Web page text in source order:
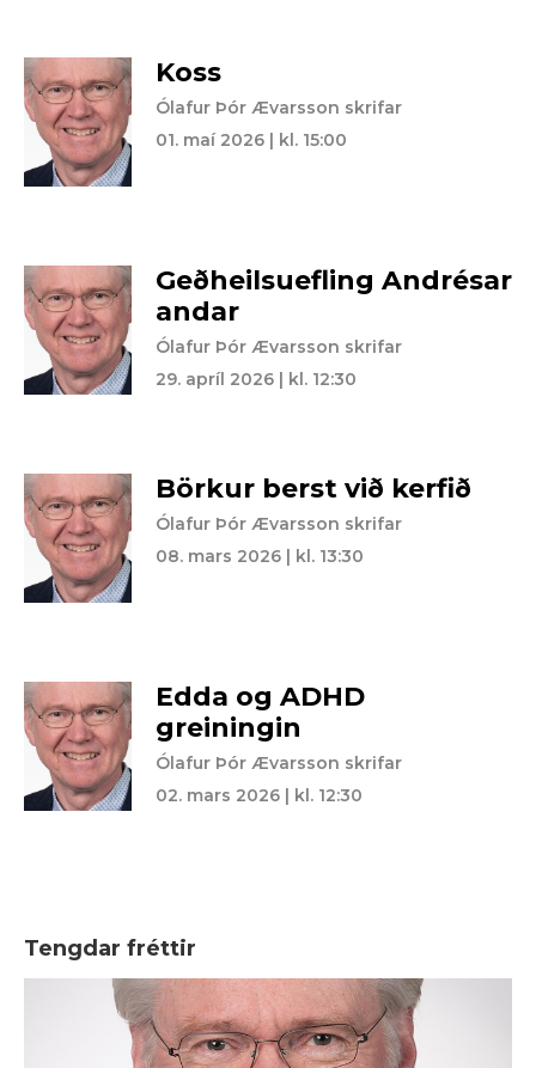
Koss
Ólafur Þór Ævarsson skrifar
01. maí 2026 | kl. 15:00
Geðheilsuefling Andrésar
andar
Ólafur Þór Ævarsson skrifar
29. apríl 2026 | kl. 12:30
Börkur berst við kerfið
Ólafur Þór Ævarsson skrifar
08. mars 2026 | kl. 13:30
Edda og ADHD
greiningin
Ólafur Þór Ævarsson skrifar
02. mars 2026 | kl. 12:30
Tengdar fréttir